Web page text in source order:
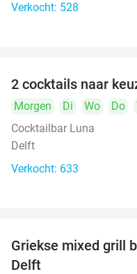
Verkocht: 528
2 cocktails naar
Morgen Di Wo Do
Cocktailbar Luna
Delft
Verkocht: 633
Griekse mixed grill
Delft